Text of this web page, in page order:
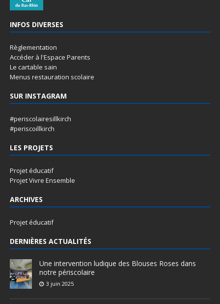
INFOS DIVERSES
Règlementation
Accéder à l'Espace Parents
Le cartable sain
Menus restauration scolaire
SUR INSTAGRAM
#periscolairesillkirch
#periscoillkirch
LES PROJETS
Projet éducatif
Projet Vivre Ensemble
ARCHIVES
Projet éducatif
DERNIÈRES ACTUALITÉS
Une intervention ludique des Blouses Roses dans
notre périscolaire
3 juin 2025